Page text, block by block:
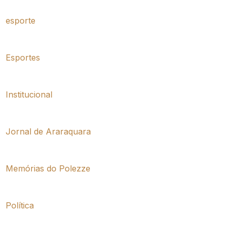
esporte
Esportes
Institucional
Jornal de Araraquara
Memórias do Polezze
Política